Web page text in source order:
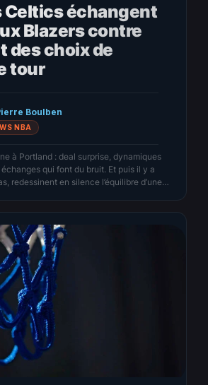
Celtics échangent
Blazers contre
des choix de
tour
Boulben
NBA
à Portland : deal surprise, dynamiques
qui font du bruit. Et puis il y a
redessinent en silence l’équilibre d’une